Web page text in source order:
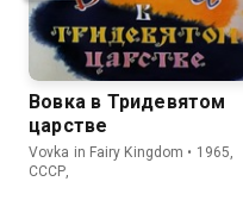
Вовка в Тридевятом
царстве
Vovka in Fairy Kingdom • 1965,
СССР,